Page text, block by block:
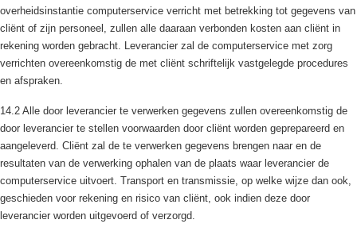
overheidsinstantie computerservice verricht met betrekking tot gegevens van
cliënt of zijn personeel, zullen alle daaraan verbonden kosten aan cliënt in
rekening worden gebracht. Leverancier zal de computerservice met zorg
verrichten overeenkomstig de met cliënt schriftelijk vastgelegde procedures
en afspraken.
14.2 Alle door leverancier te verwerken gegevens zullen overeenkomstig de
door leverancier te stellen voorwaarden door cliënt worden geprepareerd en
aangeleverd. Cliënt zal de te verwerken gegevens brengen naar en de
resultaten van de verwerking ophalen van de plaats waar leverancier de
computerservice uitvoert. Transport en transmissie, op welke wijze dan ook,
geschieden voor rekening en risico van cliënt, ook indien deze door
leverancier worden uitgevoerd of verzorgd.